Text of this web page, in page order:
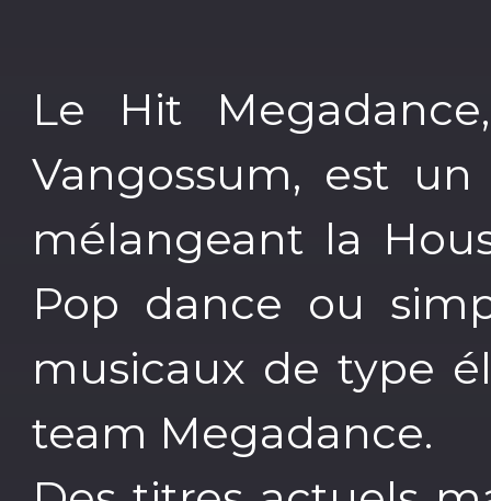
Le Hit
Vangossum, est
mélangeant la
Pop dance ou
musicaux de type
team Megadance.